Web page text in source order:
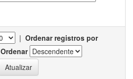
| Ordenar registros por
Ordenar